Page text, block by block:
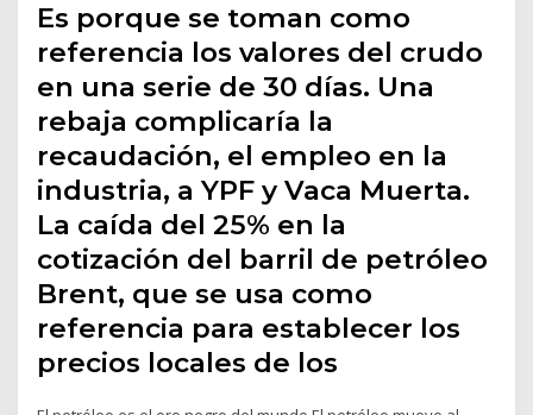
Es porque se toman como
referencia los valores del crudo
en una serie de 30 días. Una
rebaja complicaría la
recaudación, el empleo en la
industria, a YPF y Vaca Muerta.
La caída del 25% en la
cotización del barril de petróleo
Brent, que se usa como
referencia para establecer los
precios locales de los